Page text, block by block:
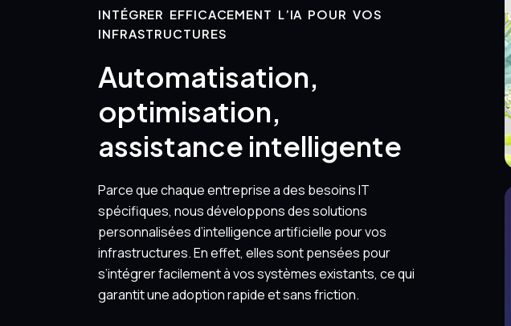
INTÉGRER EFFICACEMENT L’IA POUR VOS
INFRASTRUCTURES
Automatisation,
optimisation,
assistance intelligente
Parce que chaque entreprise a des besoins IT
spécifiques, nous développons des solutions
personnalisées d’intelligence artificielle pour vos
infrastructures. En effet, elles sont pensées pour
s’intégrer facilement à vos systèmes existants, ce qui
garantit une adoption rapide et sans friction.